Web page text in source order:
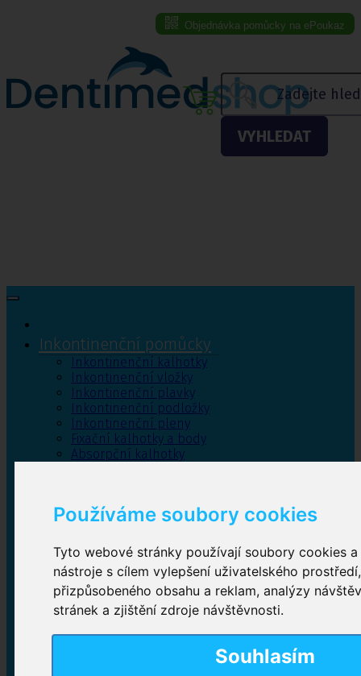
Používáme soubory cookies
Tyto webové stránky používají soubory cookies
nástroje s cílem vylepšení uživatelského
přizpůsobeného obsahu a reklam, analýzy
stránek a zjištění zdroje návštěvnosti.
Souhlasím
Objednávka pomůcky na ePoukaz
VYHLEDAT
Inkontinenční pomůcky
Inkontinenční kalhotky
Inkontinenční vložky
Inkontinenční plavky
Inkontinenční podložky
Inkontinenční pleny
Fixační kalhotky a body
Absorpční kalhotky
Inkontinenční kalhotky
Plenkové kalhotky navlékací,Plenkové kalhotky
zalepovací,Inkontinenční kalhotky dámské